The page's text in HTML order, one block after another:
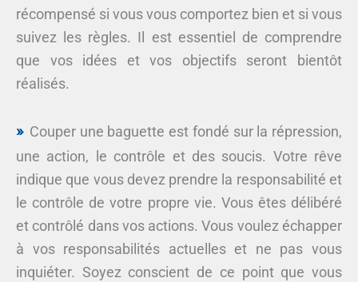
récompensé si vous vous comportez bien et si vous
suivez les règles. Il est essentiel de comprendre
que vos idées et vos objectifs seront bientôt
réalisés.
Couper une baguette est fondé sur la répression,
une action, le contrôle et des soucis. Votre rêve
indique que vous devez prendre la responsabilité et
le contrôle de votre propre vie. Vous êtes délibéré
et contrôlé dans vos actions. Vous voulez échapper
à vos responsabilités actuelles et ne pas vous
inquiéter. Soyez conscient de ce point que vous